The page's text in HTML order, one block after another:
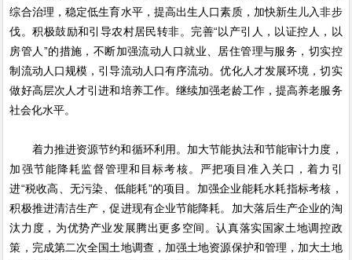
综合治理，稳定低生育水平，提高出生人口素质，加快新生儿入非步
伐。积极鼓励和引导农村居民转非。完善“以产引人，以证控人，以
房管人”的措施，不断加强流动人口就业、居住管理与服务，切实控
制流动人口规模，引导流动人口有序流动。优化人才发展环境，切实
做好高层次人才引进和培养工作。继续加强老龄工作，提高养老服务
社会化水平。
着力推进资源节约和循环利用。加大节能执法和节能审计力度，
加强节能降耗监督管理和目标考核。严把项目准入关口，着力引
进“税收高、无污染、低能耗”的项目。加强企业能耗水耗指标考核，
积极推进清洁生产，促进现有企业节能降耗。加大落后生产企业的淘
汰力度，为优势产业发展腾出更多空间。认真落实国家土地调控政
策，完成第二次全国土地调查，加强土地资源保护和管理，加大土地